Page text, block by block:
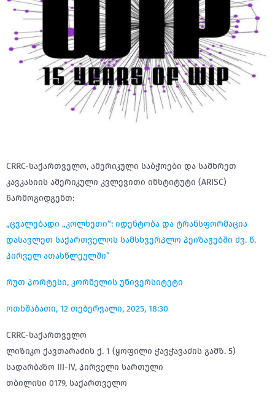
CRRC-საქართველო, ამერიკული საბჭოები და სამხრეთ
კავკასიის ამერიკული კვლევითი ინსტიტუტი (ARISC)
წარმოგიდგენთ:
„ცვალებადი „კოლხეთი“: იდენტობა და ტრანსფორმაცია
დასავლეთ საქართველოს სამსხვერპლო პეიზაჟებში ძვ. წ.
პირველ ათასწლეულში”
რუთ პორტესი, კორნელის უნივერსიტეტი
ოთხშაბათი, 12 თებერვალი, 2025, 18:30
CRRC-საქართველო
ლიზიკო ქავთარაძის ქ. 1 (ყოფილი ჭავჭავაძის გამზ. 5)
სადარბაზო III-IV, პირველი სართული
თბილისი 0179, საქართველო